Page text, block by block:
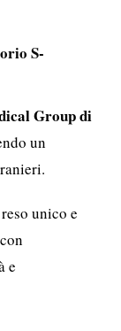
S-
Group di
un
unico e
e